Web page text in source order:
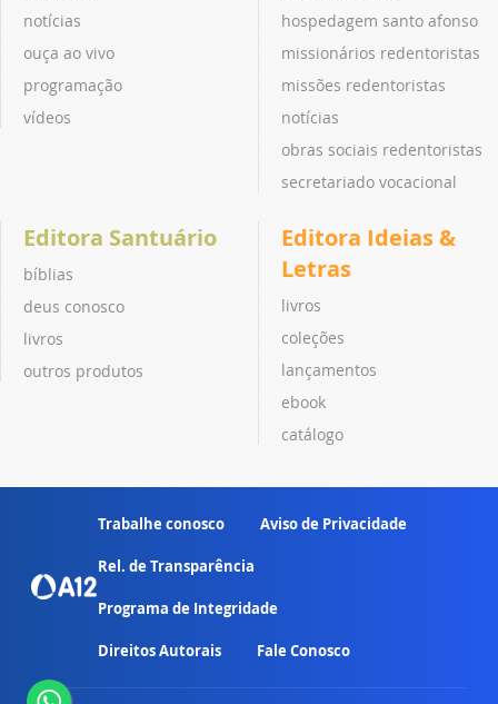
notícias
ouça ao vivo
programação
vídeos
hospedagem santo afonso
missionários redentoristas
missões redentoristas
notícias
obras sociais redentoristas
secretariado vocacional
Editora Santuário
bíblias
deus conosco
livros
outros produtos
Editora Ideias &
Letras
livros
coleções
lançamentos
ebook
catálogo
Trabalhe conosco Aviso de Privacidade
Rel. de Transparência
Programa de Integridade
Direitos Autorais Fale Conosco